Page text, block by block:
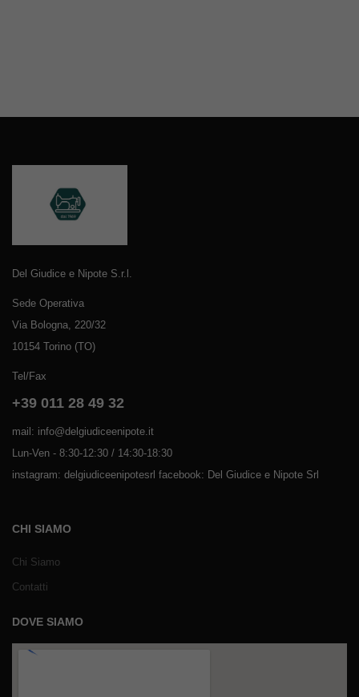
Del Giudice e Nipote S.r.l.
Sede Operativa
Via Bologna, 220/32
10154 Torino (TO)
Tel/Fax
+39 011 28 49 32
mail: info@delgiudiceenipote.it
Lun-Ven - 8:30-12:30 / 14:30-18:30
instagram: delgiudiceenipotesrl facebook: Del Giudice e Nipote Srl
CHI SIAMO
Chi Siamo
Contatti
DOVE SIAMO